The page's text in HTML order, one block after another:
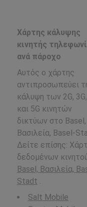
Χάρτης κάλυψης
κινητής
ανά πάροχο
Αυτός ο χάρτης
αντιπροσωπεύει
κάλυψη των 2G,
και 5G κινητών
δικτύων στο Basel,
Βασιλεία, Basel-
Δείτε επίσης:
δεδομένων
Basel, Βασιλεία,
Stadt .
Salt Mobile